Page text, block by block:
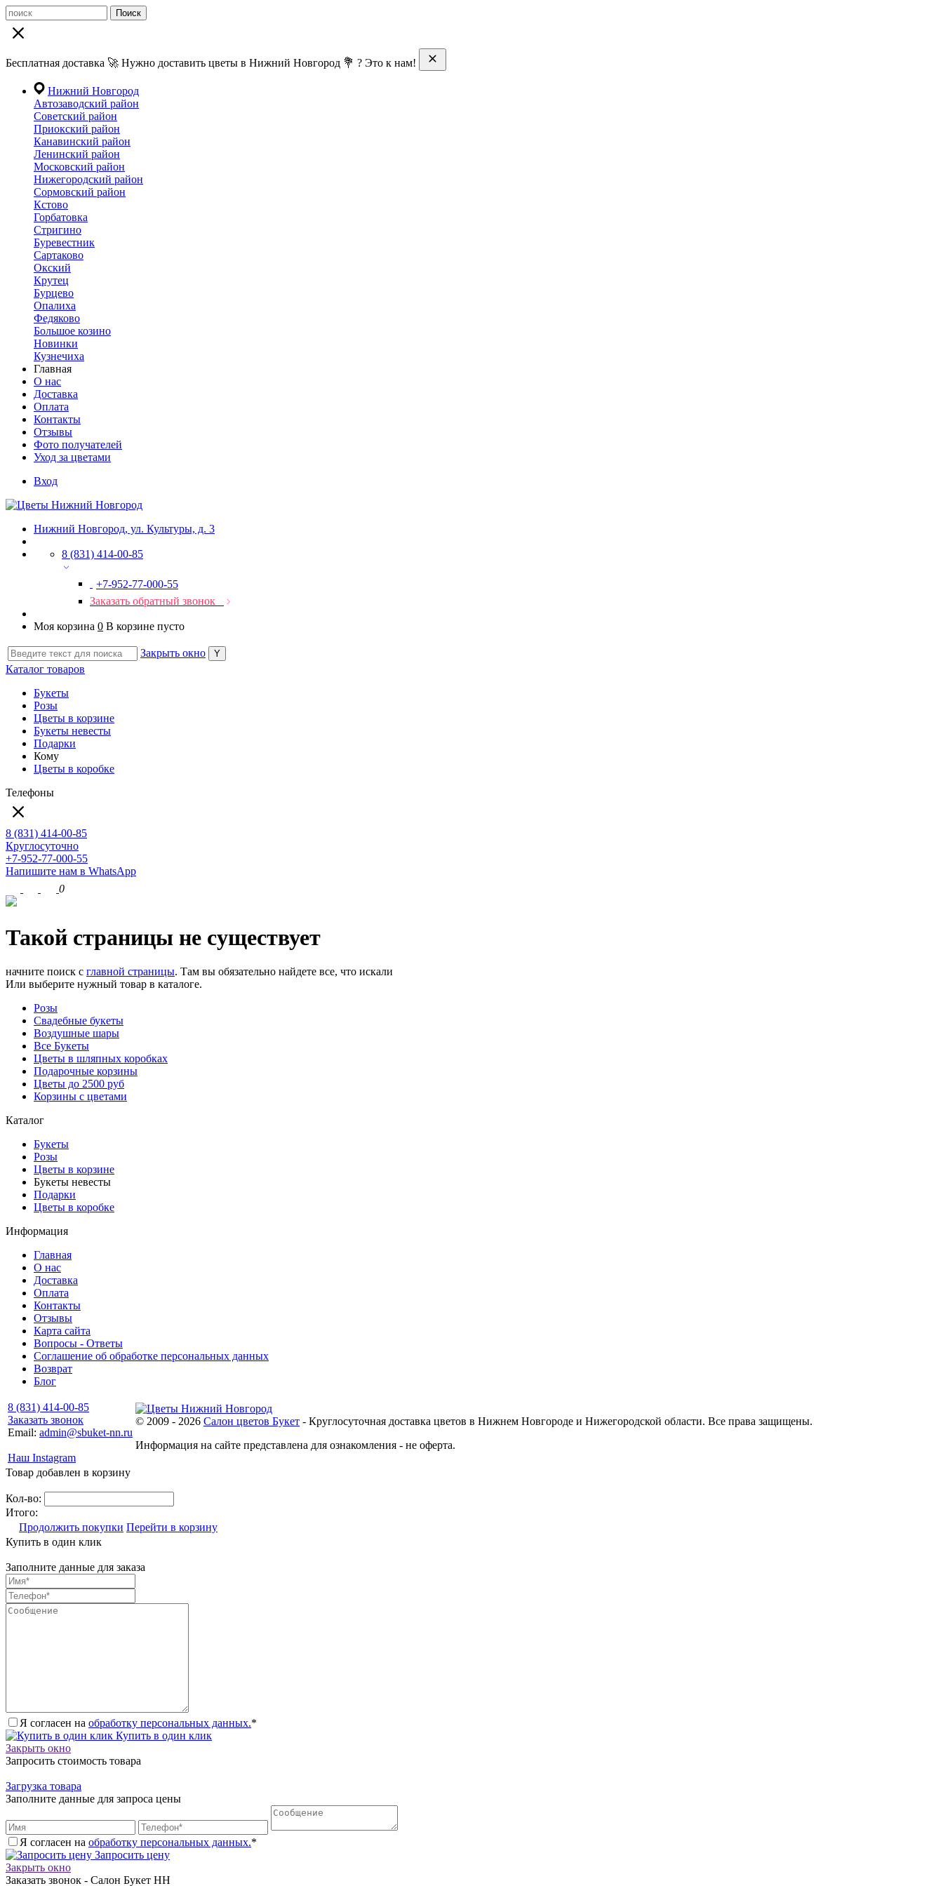
Поиск
Бесплатная доставка 🚀 Нужно доставить цветы в Нижний Новгород 💐 ? Это к нам!
Нижний Новгород
Автозаводский район
Советский район
Приокский район
Канавинский район
Ленинский район
Московский район
Нижегородский район
Сормовский район
Кстово
Горбатовка
Стригино
Буревестник
Сартаково
Окский
Крутец
Бурцево
Опалиха
Федяково
Большое козино
Новинки
Кузнечиха
Главная
О нас
Доставка
Оплата
Контакты
Отзывы
Фото получателей
Уход за цветами
Вход
Нижний Новгород, ул. Культуры, д. 3
8 (831) 414-00-85
+7-952-77-000-55
Заказать обратный звонок
Моя корзина 0 В корзине пусто
Закрыть окно
Каталог товаров
Букеты
Розы
Цветы в корзине
Букеты невесты
Подарки
Кому
Цветы в коробке
Телефоны
8 (831) 414-00-85
Круглосуточно
+7-952-77-000-55
Напишите нам в WhatsApp
0
Такой страницы не существует
начните поиск с главной страницы. Там вы обязательно найдете все, что искали
Или выберите нужный товар в каталоге.
Розы
Свадебные букеты
Воздушные шары
Все Букеты
Цветы в шляпных коробках
Подарочные корзины
Цветы до 2500 руб
Корзины с цветами
Каталог
Букеты
Розы
Цветы в корзине
Букеты невесты
Подарки
Цветы в коробке
Информация
Главная
О нас
Доставка
Оплата
Контакты
Отзывы
Карта сайта
Вопросы - Ответы
Соглашение об обработке персональных данных
Возврат
Блог
8 (831) 414-00-85
Заказать звонок
Email: admin@sbuket-nn.ru
Наш Instagram
© 2009 - 2026 Салон цветов Букет - Круглосуточная доставка цветов в Нижнем Новгороде и Нижегородской области. Все права защищены.
Информация на сайте представлена для ознакомления - не оферта.
Товар добавлен в корзину
Кол-во:
Итого:
Продолжить покупки Перейти в корзину
Купить в один клик
Заполните данные для заказа
Я согласен на обработку персональных данных.*
Купить в один клик
Закрыть окно
Запросить стоимость товара
Загрузка товара
Заполните данные для запроса цены
Я согласен на обработку персональных данных.*
Запросить цену
Закрыть окно
Заказать звонок - Салон Букет НН